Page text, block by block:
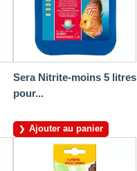
Sera Nitrite-moins 5 litres
pour...
Ajouter au panier